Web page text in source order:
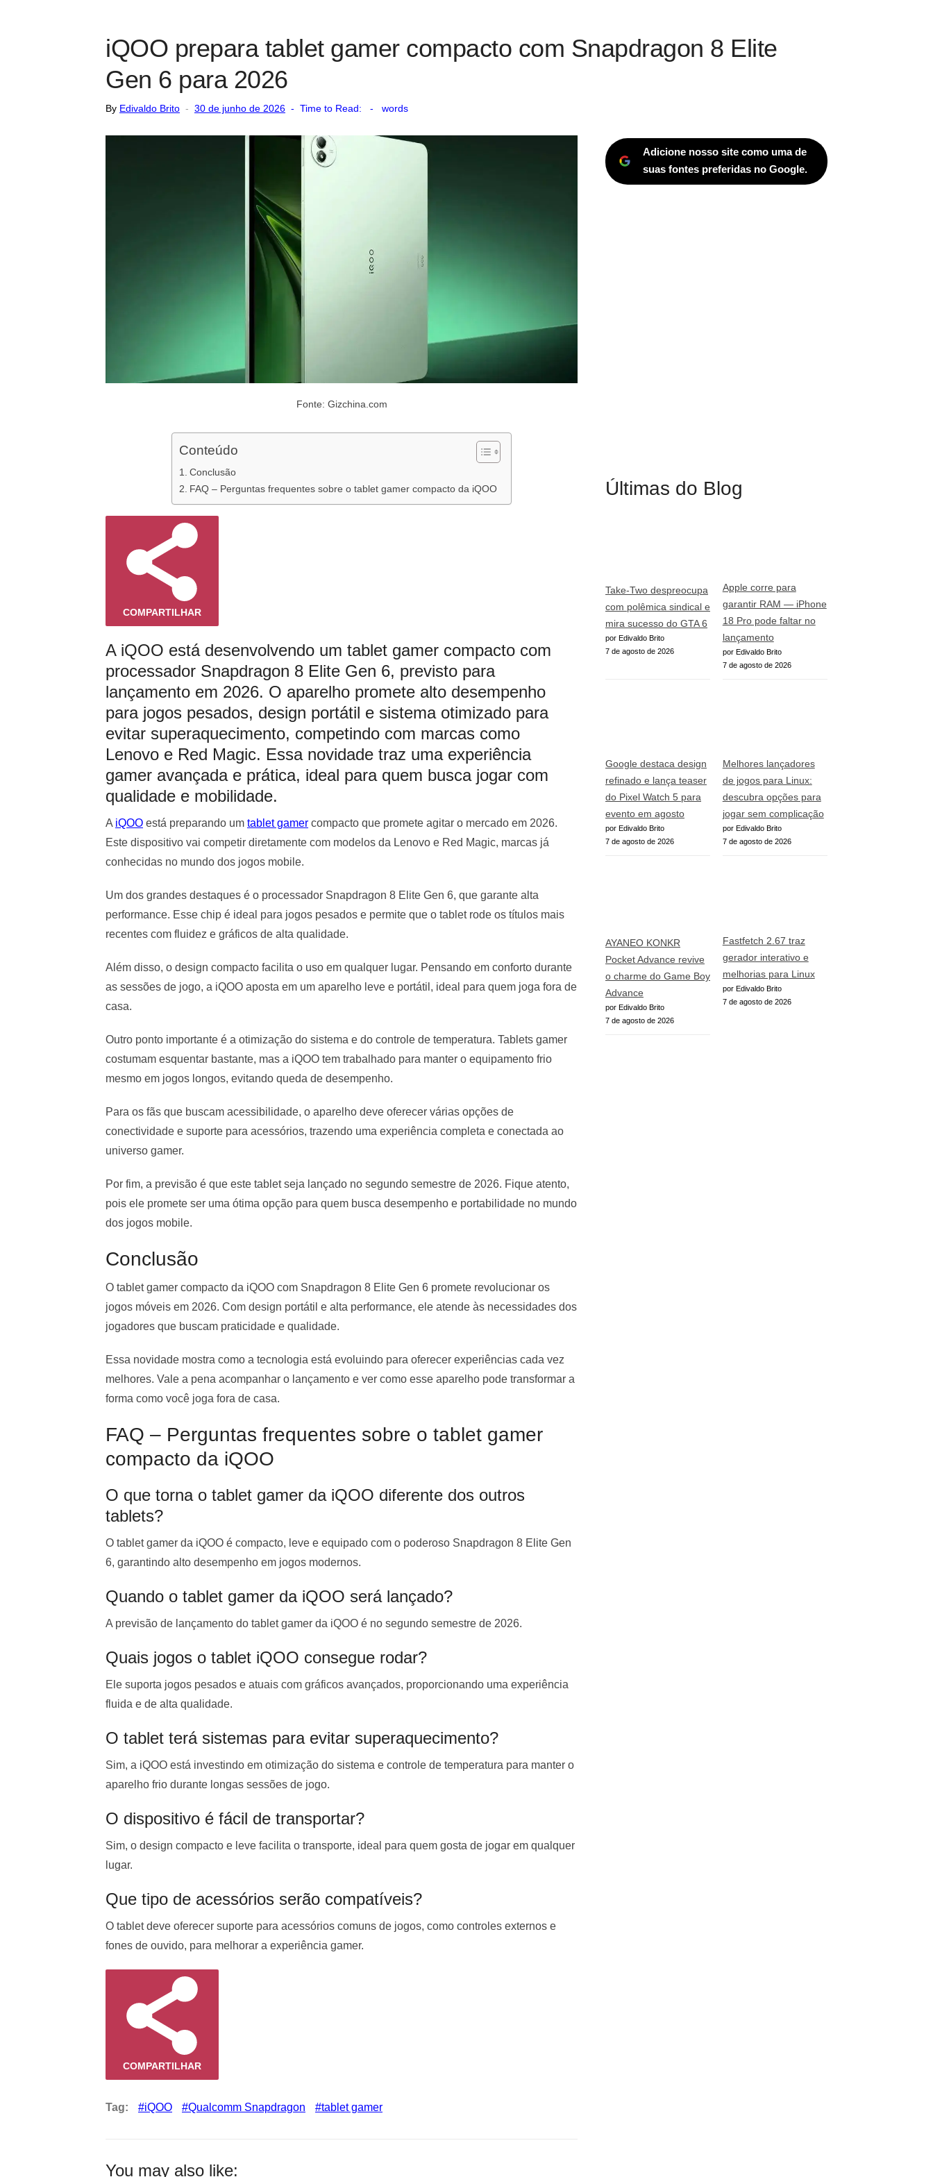
iQOO prepara tablet gamer compacto com Snapdragon 8 Elite
Gen 6 para 2026
By Edivaldo Brito
Posted
30 de junho de 2026 Time to Read: - words
Fonte: Gizchina.com
Conteúdo
Conclusão
FAQ – Perguntas frequentes sobre o tablet gamer compacto da iQOO
COMPARTILHAR
A iQOO está desenvolvendo um tablet gamer compacto com
processador Snapdragon 8 Elite Gen 6, previsto para
lançamento em 2026. O aparelho promete alto desempenho
para jogos pesados, design portátil e sistema otimizado para
evitar superaquecimento, competindo com marcas como
Lenovo e Red Magic. Essa novidade traz uma experiência
gamer avançada e prática, ideal para quem busca jogar com
qualidade e mobilidade.
A iQOO está preparando um tablet gamer compacto que promete agitar o mercado em 2026.
Este dispositivo vai competir diretamente com modelos da Lenovo e Red Magic, marcas já
conhecidas no mundo dos jogos mobile.
Um dos grandes destaques é o processador Snapdragon 8 Elite Gen 6, que garante alta
performance. Esse chip é ideal para jogos pesados e permite que o tablet rode os títulos mais
recentes com fluidez e gráficos de alta qualidade.
Além disso, o design compacto facilita o uso em qualquer lugar. Pensando em conforto durante
as sessões de jogo, a iQOO aposta em um aparelho leve e portátil, ideal para quem joga fora de
casa.
Outro ponto importante é a otimização do sistema e do controle de temperatura. Tablets gamer
costumam esquentar bastante, mas a iQOO tem trabalhado para manter o equipamento frio
mesmo em jogos longos, evitando queda de desempenho.
Para os fãs que buscam acessibilidade, o aparelho deve oferecer várias opções de
conectividade e suporte para acessórios, trazendo uma experiência completa e conectada ao
universo gamer.
Por fim, a previsão é que este tablet seja lançado no segundo semestre de 2026. Fique atento,
pois ele promete ser uma ótima opção para quem busca desempenho e portabilidade no mundo
dos jogos mobile.
Conclusão
O tablet gamer compacto da iQOO com Snapdragon 8 Elite Gen 6 promete revolucionar os
jogos móveis em 2026. Com design portátil e alta performance, ele atende às necessidades dos
jogadores que buscam praticidade e qualidade.
Essa novidade mostra como a tecnologia está evoluindo para oferecer experiências cada vez
melhores. Vale a pena acompanhar o lançamento e ver como esse aparelho pode transformar a
forma como você joga fora de casa.
FAQ – Perguntas frequentes sobre o tablet gamer
compacto da iQOO
O que torna o tablet gamer da iQOO diferente dos outros
tablets?
O tablet gamer da iQOO é compacto, leve e equipado com o poderoso Snapdragon 8 Elite Gen
6, garantindo alto desempenho em jogos modernos.
Quando o tablet gamer da iQOO será lançado?
A previsão de lançamento do tablet gamer da iQOO é no segundo semestre de 2026.
Quais jogos o tablet iQOO consegue rodar?
Ele suporta jogos pesados e atuais com gráficos avançados, proporcionando uma experiência
fluida e de alta qualidade.
O tablet terá sistemas para evitar superaquecimento?
Sim, a iQOO está investindo em otimização do sistema e controle de temperatura para manter o
aparelho frio durante longas sessões de jogo.
O dispositivo é fácil de transportar?
Sim, o design compacto e leve facilita o transporte, ideal para quem gosta de jogar em qualquer
lugar.
Que tipo de acessórios serão compatíveis?
O tablet deve oferecer suporte para acessórios comuns de jogos, como controles externos e
fones de ouvido, para melhorar a experiência gamer.
COMPARTILHAR
Tag: iQOO Qualcomm Snapdragon tablet gamer
You may also like:
Adicione nosso site como uma de
suas fontes preferidas no Google.
Últimas do Blog
Take-Two despreocupa
com polêmica sindical e
mira sucesso do GTA 6
por Edivaldo Brito
7 de agosto de 2026
Apple corre para
garantir RAM — iPhone
18 Pro pode faltar no
lançamento
por Edivaldo Brito
7 de agosto de 2026
Google destaca design
refinado e lança teaser
do Pixel Watch 5 para
evento em agosto
por Edivaldo Brito
7 de agosto de 2026
Melhores lançadores
de jogos para Linux:
descubra opções para
jogar sem complicação
por Edivaldo Brito
7 de agosto de 2026
AYANEO KONKR
Pocket Advance revive
o charme do Game Boy
Advance
por Edivaldo Brito
7 de agosto de 2026
Fastfetch 2.67 traz
gerador interativo e
melhorias para Linux
por Edivaldo Brito
7 de agosto de 2026